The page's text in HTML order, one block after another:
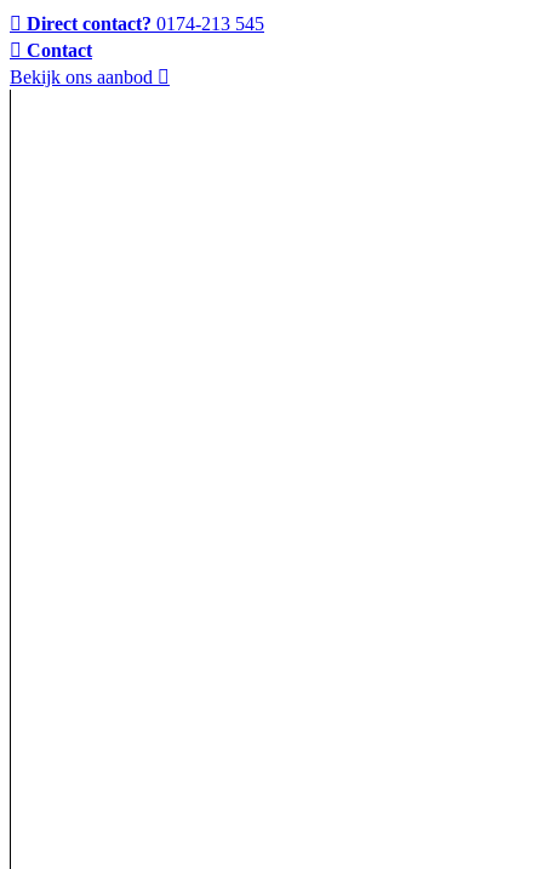
Direct contact? 0174-213 545
Contact
Bekijk ons aanbod